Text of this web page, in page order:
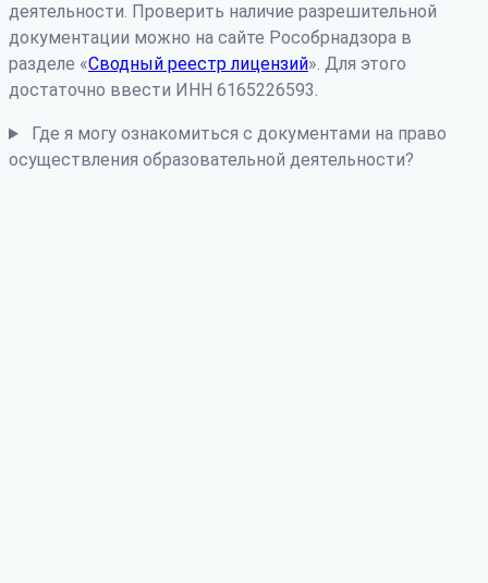
деятельности. Проверить наличие разрешительной
документации можно на сайте Рособрнадзора в
разделе «Сводный реестр лицензий». Для этого
достаточно ввести ИНН 6165226593.
Где я могу ознакомиться с документами на право
осуществления образовательной деятельности?